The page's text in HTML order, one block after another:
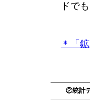
ドで
＊「
②統計